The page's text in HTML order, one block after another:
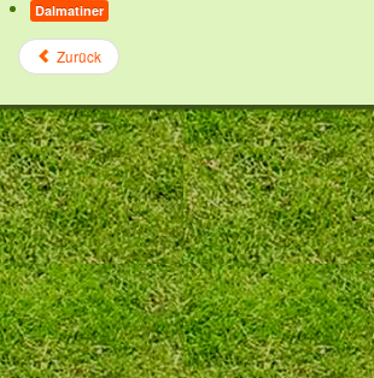
Dalmatiner
Zurück